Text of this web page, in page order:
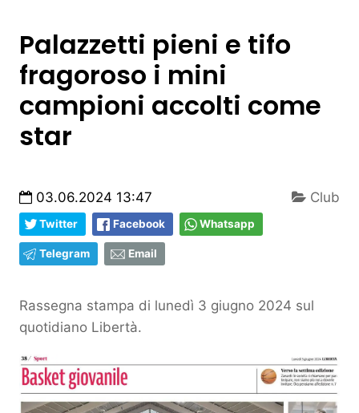
Palazzetti pieni e tifo
fragoroso i mini
campioni accolti come
star
03.06.2024 13:47 Club
Twitter Facebook Whatsapp
Telegram Email
Rassegna stampa di lunedì 3 giugno 2024 sul
quotidiano Libertà.